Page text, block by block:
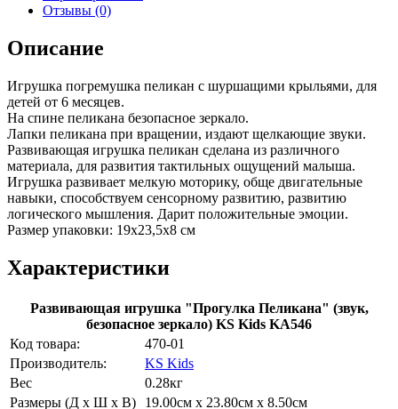
Отзывы (0)
Описание
Игрушка погремушка пеликан с шуршащими крыльями, для
детей от 6 месяцев.
На спине пеликана безопасное зеркало.
Лапки пеликана при вращении, издают щелкающие звуки.
Развивающая игрушка пеликан сделана из различного
материала, для развития тактильных ощущений малыша.
Игрушка развивает мелкую моторику, обще двигательные
навыки, способствуем сенсорному развитию, развитию
логического мышления. Дарит положительные эмоции.
Размер упаковки: 19х23,5х8 см
Характеристики
Развивающая игрушка "Прогулка Пеликана" (звук,
безопасное зеркало) KS Kids KA546
Код товара:
470-01
Производитель:
KS Kids
Вес
0.28кг
Размеры (Д х Ш х В)
19.00см x 23.80см x 8.50см